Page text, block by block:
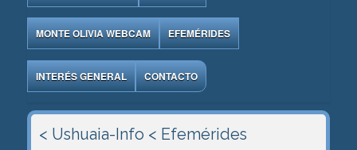
MONTE OLIVIA WEBCAM EFEMÉRIDES
INTERÉS GENERAL CONTACTO
< Ushuaia-Info < Efemérides